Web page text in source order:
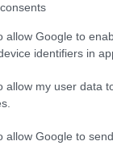
allow Google to
identifiers in
allow my user data
allow Google to